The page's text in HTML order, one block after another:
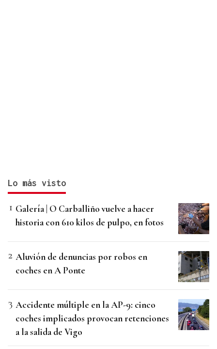
Lo más visto
Galería | O Carballiño vuelve a hacer
historia con 610 kilos de pulpo, en fotos
Aluvión de denuncias por robos en
coches en A Ponte
Accidente múltiple en la AP-9: cinco
coches implicados provocan retenciones
a la salida de Vigo